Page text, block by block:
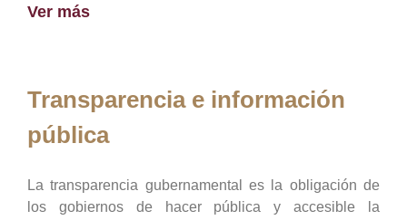
Ver más
Transparencia e información
pública
La transparencia gubernamental es la obligación de
los gobiernos de hacer pública y accesible la